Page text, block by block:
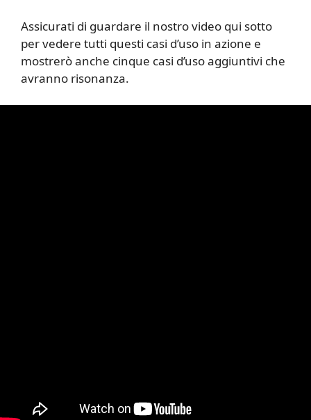
Assicurati di guardare il nostro video qui sotto
per vedere tutti questi casi d’uso in azione e
mostrerò anche cinque casi d’uso aggiuntivi che
avranno risonanza.